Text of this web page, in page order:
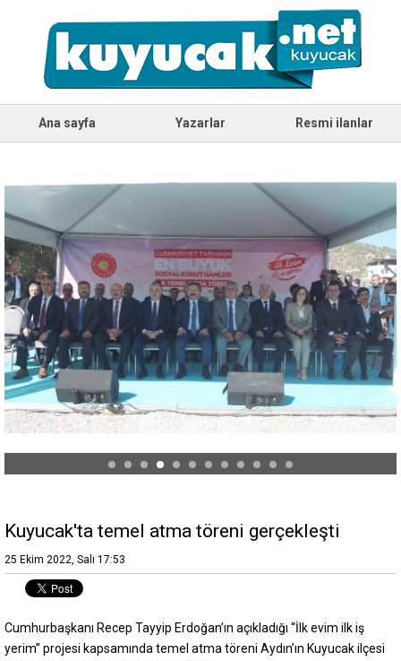
Ana sayfa Yazarlar Resmi ilanlar
Kuyucak'ta temel atma töreni gerçekleşti
25 Ekim 2022, Salı 17:53
Cumhurbaşkanı Recep Tayyip Erdoğan’ın açıkladığı “İlk evim ilk iş
yerim” projesi kapsamında temel atma töreni Aydın’ın Kuyucak ilçesi